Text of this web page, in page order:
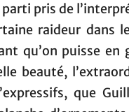
pris de
raideur dans
qu’on puisse
beauté,
que